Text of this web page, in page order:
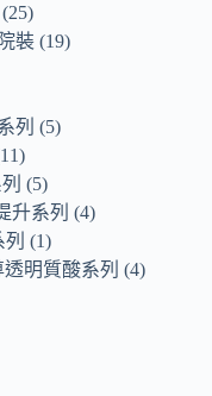
25
裝 19
列
5
11
5
升系列
4
1
明質酸系列
4